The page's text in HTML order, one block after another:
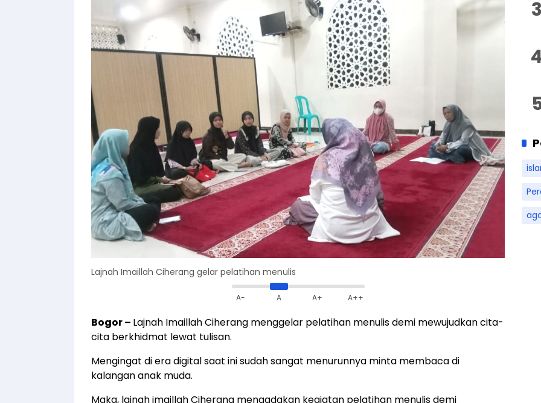
Lajnah Imaillah Ciherang gelar pelatihan menulis
A- A A+ A++
Bogor– Lajnah Imaillah Ciherang menggelar pelatihan menulis demi mewujudkan cita-
cita berkhidmat lewat tulisan.
Mengingat di era digital saat ini sudah sangat menurunnya minta membaca di
kalangan anak muda.
Maka, lajnah imaillah Ciherang mengadakan kegiatan pelatihan menulis demi